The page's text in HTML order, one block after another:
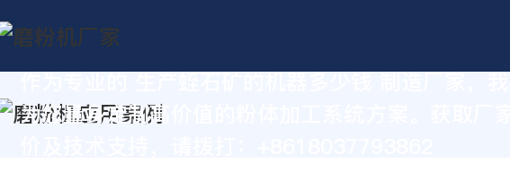
为您量身定制高价值的粉体加工系统方案。获取厂